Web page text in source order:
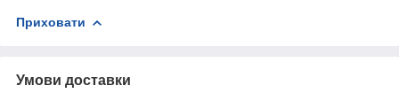
Приховати
Умови доставки